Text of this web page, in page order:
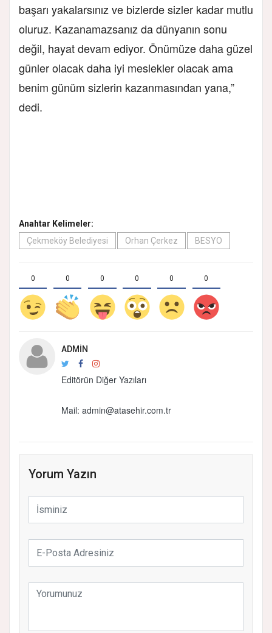
başarı yakalarsınız ve bizlerde sizler kadar mutlu
oluruz. Kazanamazsanız da dünyanın sonu
değil, hayat devam ediyor. Önümüze daha güzel
günler olacak daha iyi meslekler olacak ama
benim günüm sizlerin kazanmasından yana,”
dedi.
Anahtar Kelimeler:
Çekmeköy Belediyesi
Orhan Çerkez BESYO
0 0 0 0 0 0
ADMIN
Editörün Diğer Yazıları
Mail: admin@atasehir.com.tr
Yorum Yazın